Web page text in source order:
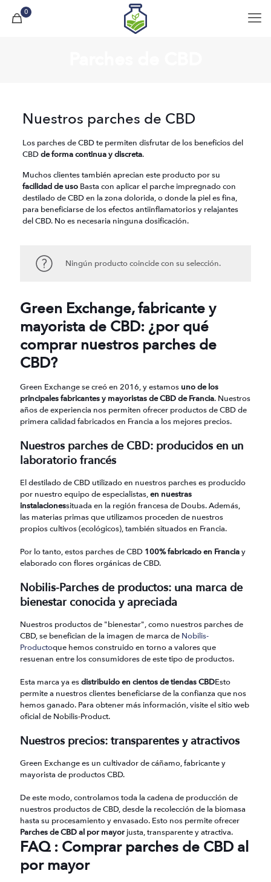
0
Nuestros parches de CBD
Los parches de CBD te permiten disfrutar de los beneficios del
CBDde forma continua y discreta.
Muchos clientes también aprecian este producto por su
facilidad de usoBasta con aplicar el parche impregnado con
destilado de CBD en la zona dolorida, o donde la piel es fina,
para beneficiarse de los efectos antiinflamatorios y relajantes
del CBD. No es necesaria ninguna dosificación.
Ningún producto coincide con su selección.
Green Exchange, fabricante y
mayorista de CBD: ¿por qué
comprar nuestros parches de
CBD?
Green Exchange se creó en 2016, y estamos uno de los
principales fabricantes y mayoristas de CBD de Francia. Nuestros
años de experiencia nos permiten ofrecer productos de CBD de
primera calidad fabricados en Francia a los mejores precios.
Nuestros parches de CBD: producidos en un
laboratorio francés
El destilado de CBD utilizado en nuestros parches es producido
por nuestro equipo de especialistas,en nuestras
instalacionessituada en la región francesa de Doubs. Además,
las materias primas que utilizamos proceden de nuestros
propios cultivos (ecológicos), también situados en Francia.
Por lo tanto, estos parches de CBD 100% fabricado en Franciay
elaborado con flores orgánicas de CBD.
Nobilis-Parches de productos: una marca de
bienestar conocida y apreciada
Nuestros productos de "bienestar", como nuestros parches de
CBD, se benefician de la imagen de marca de Nobilis-
Productoque hemos construido en torno a valores que
resuenan entre los consumidores de este tipo de productos.
Esta marca ya esdistribuido en cientos de tiendas CBDEsto
permite a nuestros clientes beneficiarse de la confianza que nos
hemos ganado. Para obtener más información, visite el sitio web
oficial de Nobilis-Product.
Nuestros precios: transparentes y atractivos
Green Exchange es un cultivador de cáñamo, fabricante y
mayorista de productos CBD.
De este modo, controlamos toda la cadena de producción de
nuestros productos de CBD, desde la recolección de la biomasa
hasta su procesamiento y envasado. Esto nos permite ofrecer
Parches de CBD al por mayorjusta, transparente y atractiva.
FAQ : Comprar parches de CBD al
por mayor